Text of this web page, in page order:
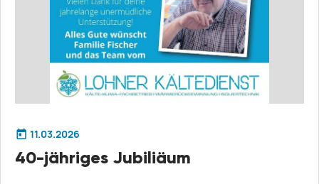
11.03.2026
40-jähriges Jubiliäum